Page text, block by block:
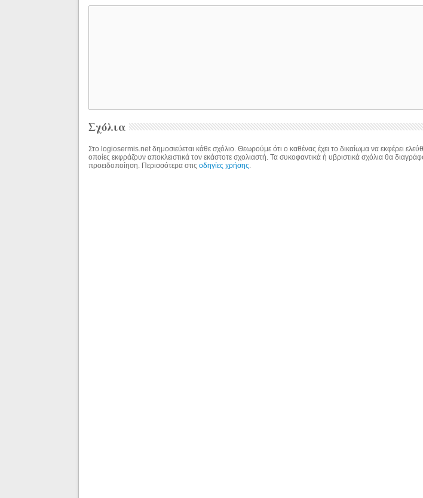
Σχόλια
Στο logiosermis.net δημοσιεύεται κάθε σχόλιο. Θεωρούμε ότι ο καθένας έχει το δικαίωμα να εκφέρει
οποίες εκφράζουν αποκλειστικά τον εκάστοτε σχολιαστή. Τα συκοφαντικά ή υβριστικά σχόλια θα
προειδοποίηση. Περισσότερα στιςοδηγίες χρήσης